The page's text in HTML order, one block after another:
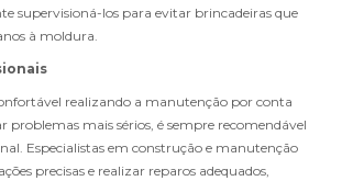
supervisioná-los para evitar brincadeiras que
à moldura.
realizando a manutenção por conta
problemas mais sérios, é sempre recomendável
Especialistas em construção e manutenção
precisas e realizar reparos adequados,